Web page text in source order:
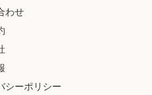
わせ
シーポリシー